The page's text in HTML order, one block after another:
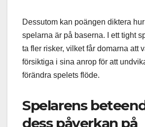
Dessutom kan poängen diktera
spelarna är på baserna. I ett tight
ta fler risker, vilket får domarna att
försiktiga i sina anrop för att
förändra spelets flöde.
Spelarens
dess påverkan på